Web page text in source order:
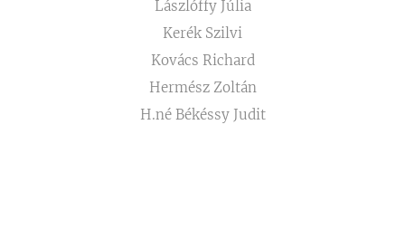
Lászlóffy Júlia
Kerék Szilvi
Kovács Richard
Hermész Zoltán
H.né Békéssy Judit